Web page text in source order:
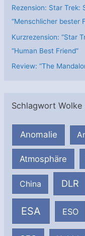
Rezension: Star Trek:
“Menschlicher bester
Kurzrezension: “Star
“Human Best Friend”
Review: “The
Schlagwort Wolke
Anomalie
Atmosphäre
China DLR
ESA ESO